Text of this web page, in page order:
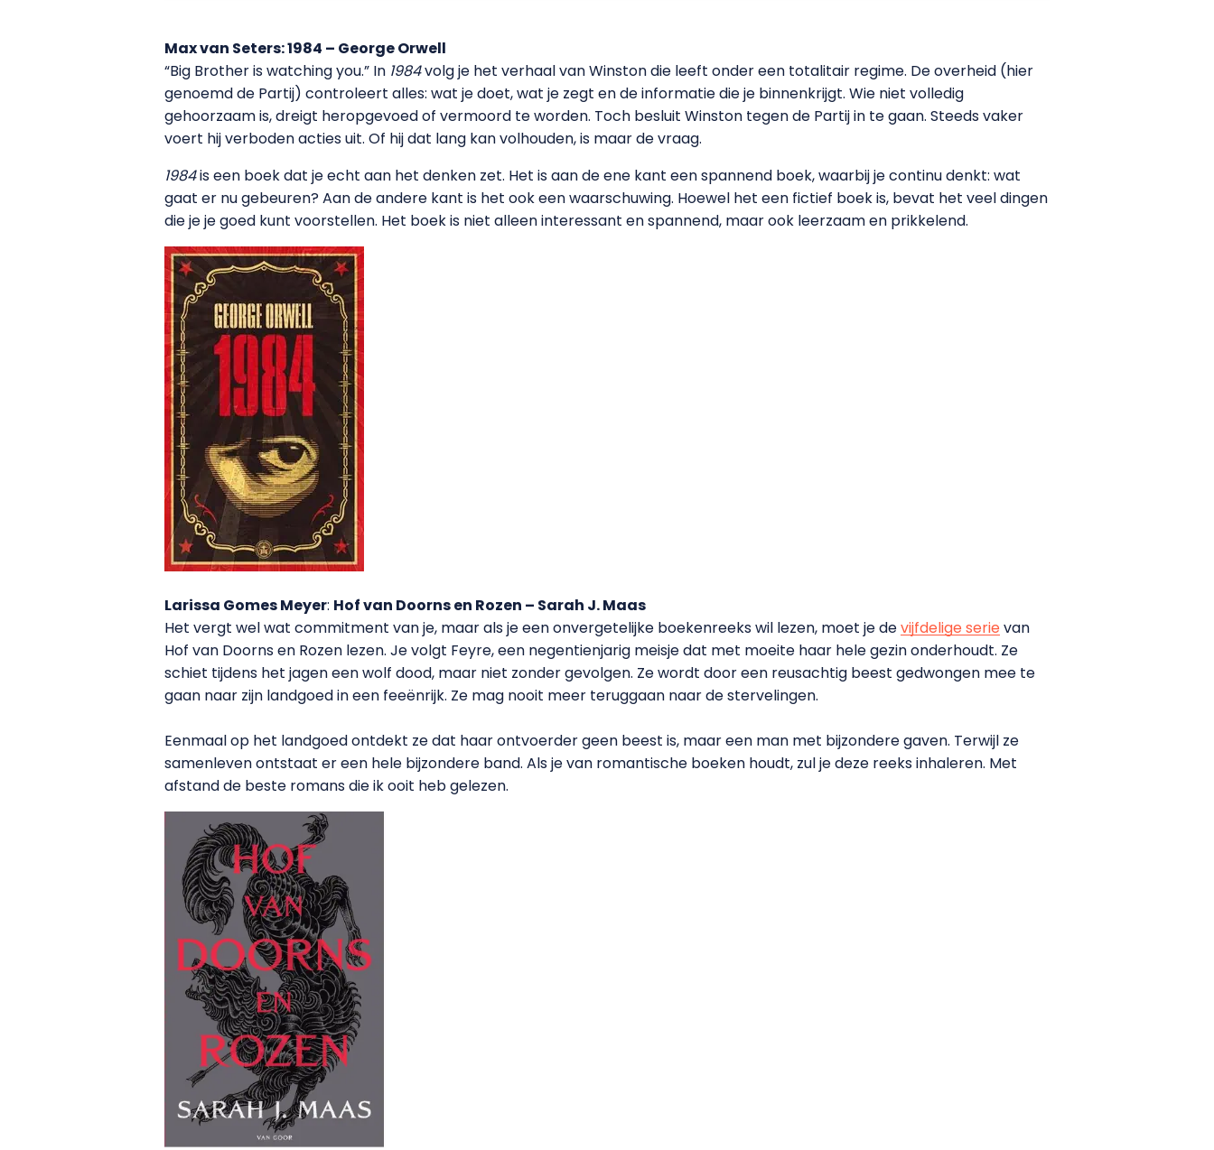
Max van Seters: 1984 – George Orwell
“Big Brother is watching you.” In 1984volg je het verhaal van Winston die leeft onder een totalitair regime. De overheid (hier
genoemd de Partij) controleert alles: wat je doet, wat je zegt en de informatie die je binnenkrijgt. Wie niet volledig
gehoorzaam is, dreigt heropgevoed of vermoord te worden. Toch besluit Winston tegen de Partij in te gaan. Steeds vaker
voert hij verboden acties uit. Of hij dat lang kan volhouden, is maar de vraag.
1984is een boek dat je echt aan het denken zet. Het is aan de ene kant een spannend boek, waarbij je continu denkt: wat
gaat er nu gebeuren? Aan de andere kant is het ook een waarschuwing. Hoewel het een fictief boek is, bevat het veel dingen
die je je goed kunt voorstellen. Het boek is niet alleen interessant en spannend, maar ook leerzaam en prikkelend.
Larissa Gomes Meyer: Hof van Doorns en Rozen – Sarah J. Maas
Het vergt wel wat commitment van je, maar als je een onvergetelijke boekenreeks wil lezen, moet je devijfdelige serievan
Hof van Doorns en Rozen lezen. Je volgt Feyre, een negentienjarig meisje dat met moeite haar hele gezin onderhoudt. Ze
schiet tijdens het jagen een wolf dood, maar niet zonder gevolgen. Ze wordt door een reusachtig beest gedwongen mee te
gaan naar zijn landgoed in een feeënrijk. Ze mag nooit meer teruggaan naar de stervelingen.
Eenmaal op het landgoed ontdekt ze dat haar ontvoerder geen beest is, maar een man met bijzondere gaven. Terwijl ze
samenleven ontstaat er een hele bijzondere band. Als je van romantische boeken houdt, zul je deze reeks inhaleren. Met
afstand de beste romans die ik ooit heb gelezen.